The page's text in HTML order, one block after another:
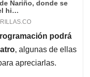
podrá
, algunas de ellas
apreciarlas.